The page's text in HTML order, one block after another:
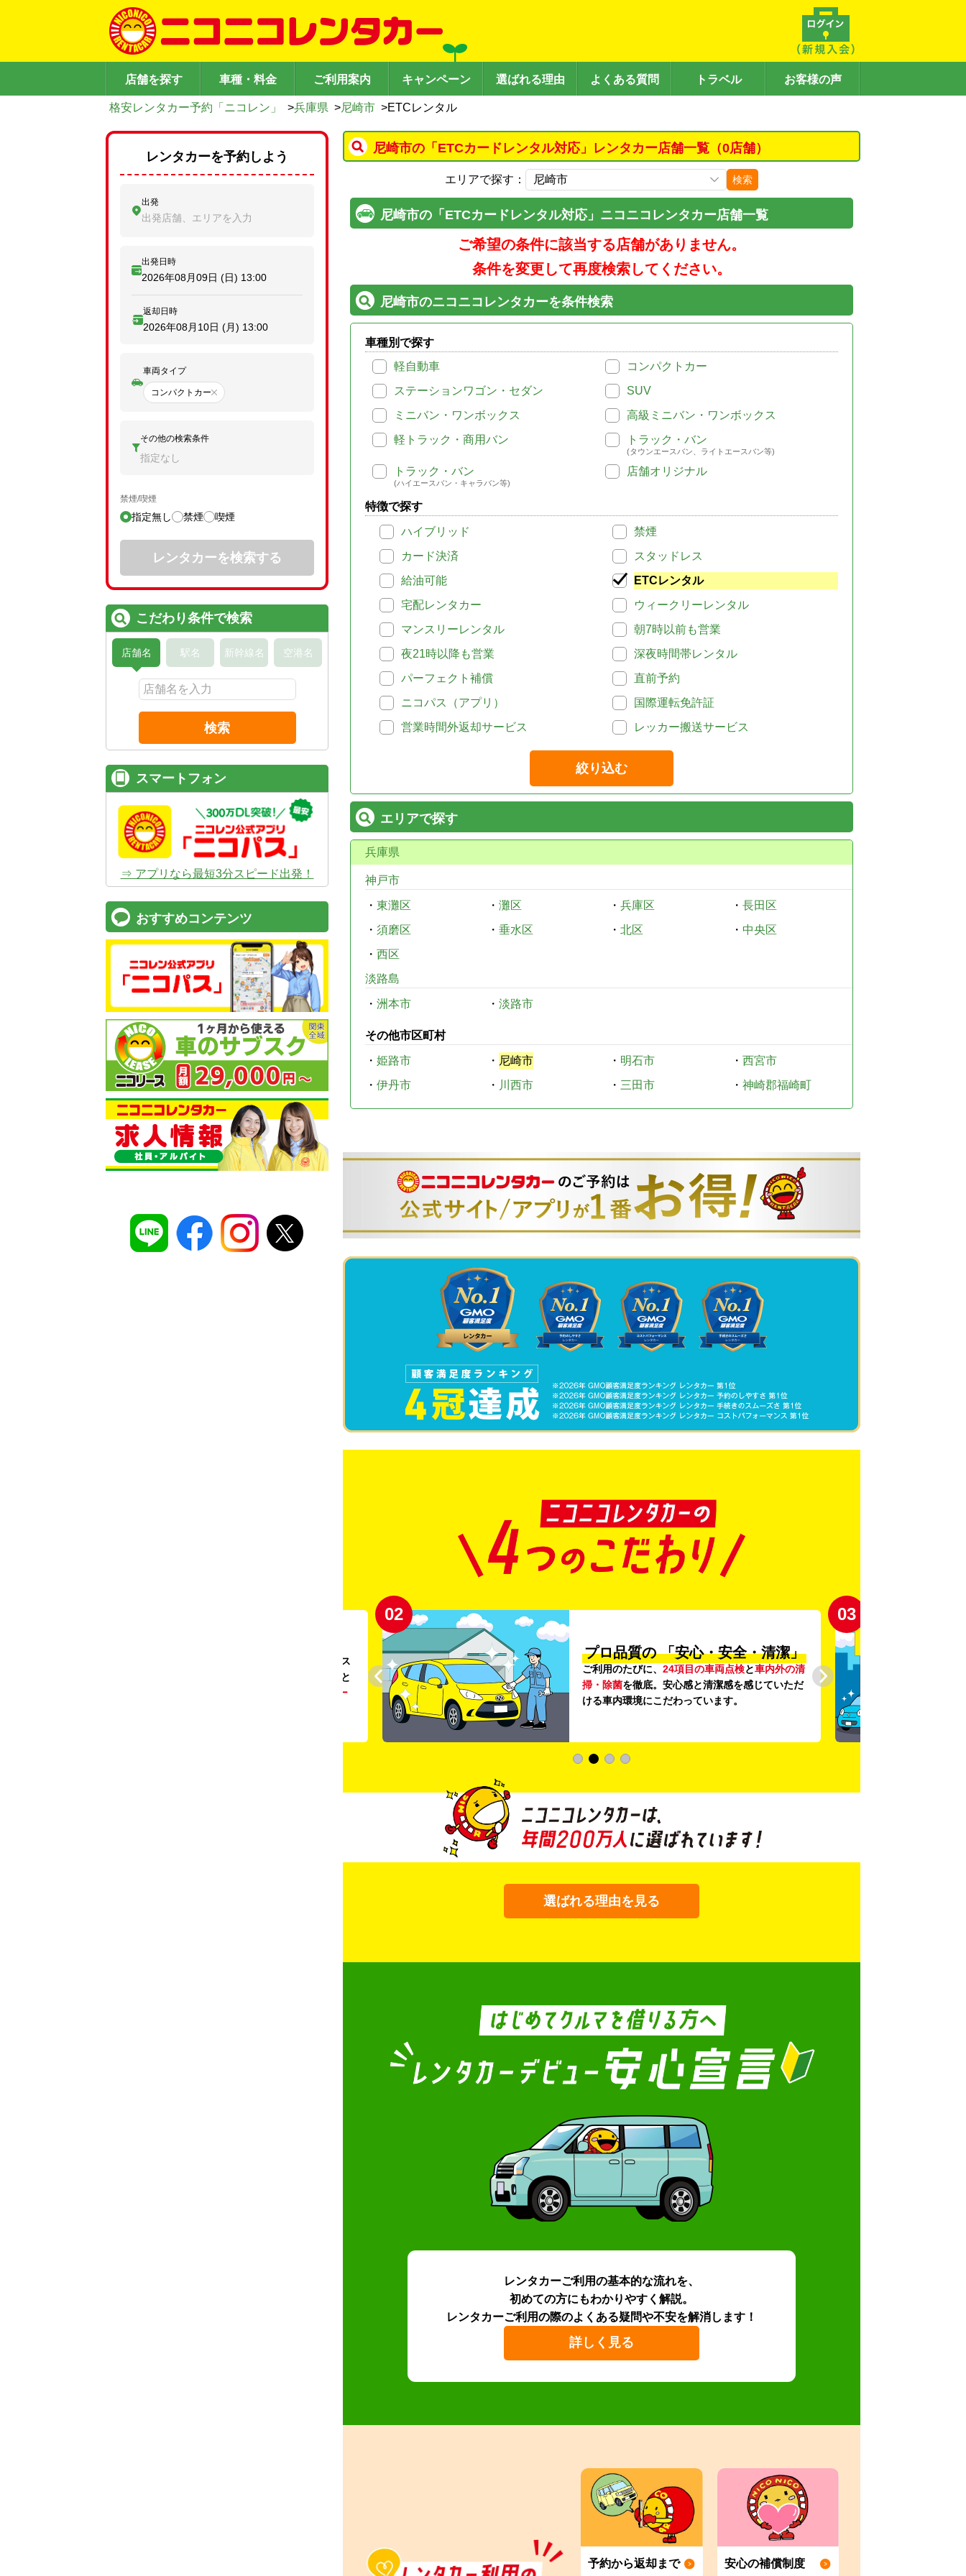
店舗を探す 車種・料金 ご利用案内 キャンペーン 選ばれる理由 よくある質問 トラベル お客様の声
格安レンタカー予約「ニコレン」 >兵庫県 >尼崎市 >ETCレンタル
尼崎市の「ETCカードレンタル対応」レンタカー店舗一覧（0店舗）
エリアで探す： 検索
尼崎市の「ETCカードレンタル対応」ニコニコレンタカー店舗一覧
ご希望の条件に該当する店舗がありません。
条件を変更して再度検索してください。
尼崎市のニコニコレンタカーを条件検索
車種別で探す
軽自動車
コンパクトカー
ステーションワゴン・セダン
SUV
ミニバン・ワンボックス
高級ミニバン・ワンボックス
軽トラック・商用バン
トラック・バン
(タウンエースバン、ライトエースバン等)
トラック・バン
(ハイエースバン・キャラバン等)
店舗オリジナル
特徴で探す
ハイブリッド
禁煙
カード決済
スタッドレス
給油可能
ETCレンタル
宅配レンタカー
ウィークリーレンタル
マンスリーレンタル
朝7時以前も営業
夜21時以降も営業
深夜時間帯レンタル
パーフェクト補償
直前予約
ニコパス（アプリ）
国際運転免許証
営業時間外返却サービス
レッカー搬送サービス
絞り込む
エリアで探す
兵庫県
神戸市
・ 東灘区 ・ 灘区 ・ 兵庫区 ・ 長田区
・ 須磨区 ・ 垂水区 ・ 北区 ・ 中央区
・ 西区
淡路島
・ 洲本市 ・ 淡路市
その他市区町村
・ 姫路市 ・ 尼崎市 ・ 明石市 ・ 西宮市
・ 伊丹市 ・ 川西市 ・ 三田市 ・ 神崎郡福崎町
。ガソリンス
タンドや整備工場の既存インフラを活用すること
リー
02
プロ品質の 「安心・安全・清潔」
ご利用のたびに、 24項目の車両点検と車内外の清
掃・除菌を徹底。安心感と清潔感を感じていただ
ける車内環境にこだわっています。
03
選ばれる理由を見る
レンタカーご利用の基本的な流れを、
初めての方にもわかりやすく解説。
レンタカーご利用の際のよくある疑問や不安を解消します！
詳しく見る
予約から返却まで 安心の補償制度
レンタカーを予約しよう
出発
出発店舗、エリアを入力
出発日時
2026年08月09日 (日) 13:00
返却日時
2026年08月10日 (月) 13:00
車両タイプ
コンパクトカー
その他の検索条件
指定なし
禁煙/喫煙
指定無し 禁煙 喫煙
レンタカーを検索する
こだわり条件で検索
店舗名 駅名 新幹線名 空港名
検索
スマートフォン
⇒ アプリなら最短3分スピード出発！
おすすめコンテンツ